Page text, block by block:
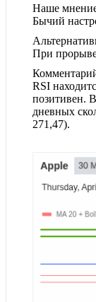
Наше
Бычий
При
RSI
позитивен.
дневных
271,47).